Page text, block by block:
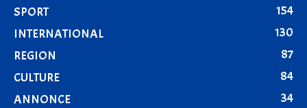
SPORT
154
INTERNATIONAL
130
REGION
87
CULTURE
84
ANNONCE
34